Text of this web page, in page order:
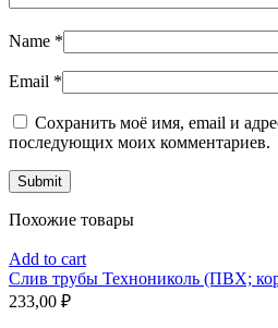
Name *
Email *
Сохранить моё имя, email и
последующих моих комментариев.
Похожие товары
Add to cart
Слив трубы Технониколь (ПВХ;
233,00 ₽